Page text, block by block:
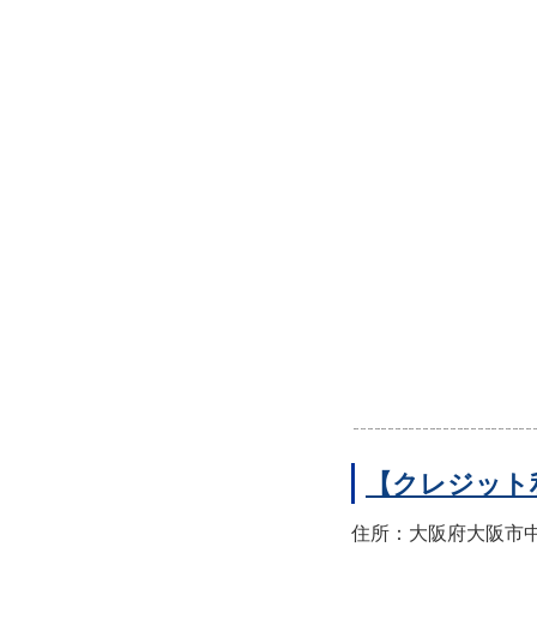
【クレジッ
住所：大阪府大阪市